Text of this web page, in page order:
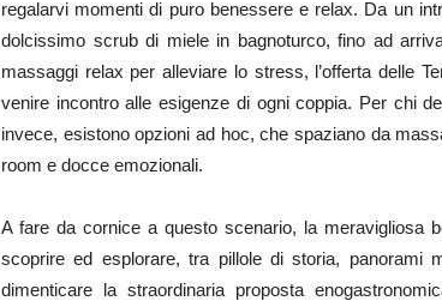
regalarvi momenti di puro benessere e relax. Da un
dolcissimo scrub di miele in bagnoturco, fino ad
massaggi relax per alleviare lo stress, l’offerta delle
venire incontro alle esigenze di ogni coppia. Per chi
invece, esistono opzioni ad hoc, che spaziano da
room e docce emozionali.
A fare da cornice a questo scenario, la meravigliosa
scoprire ed esplorare, tra pillole di storia, panorami
dimenticare la straordinaria proposta